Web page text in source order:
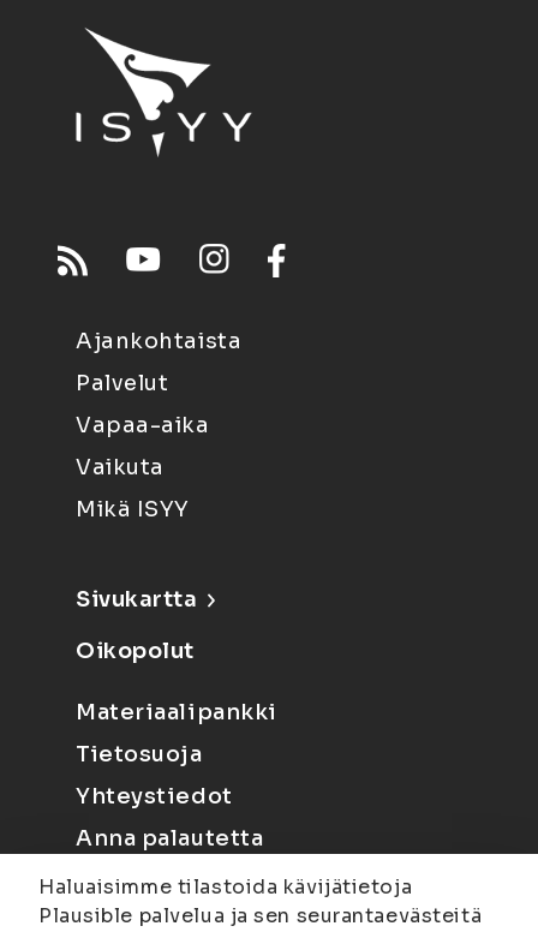
Ajankohtaista
Palvelut
Vapaa-aika
Vaikuta
Mikä ISYY
Sivukartta
Oikopolut
Materiaalipankki
Tietosuoja
Yhteystiedot
Anna palautetta
Haluaisimme tilastoida kävijätietoja
Plausible palvelua ja sen seurantaevästeitä